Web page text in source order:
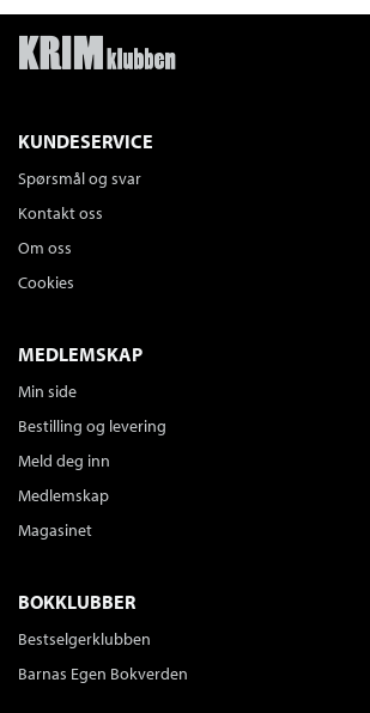
KUNDESERVICE
Spørsmål og svar
Kontakt oss
Om oss
Cookies
MEDLEMSKAP
Min side
Bestilling og levering
Meld deg inn
Medlemskap
Magasinet
BOKKLUBBER
Bestselgerklubben
Barnas Egen Bokverden